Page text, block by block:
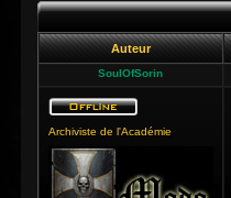
Auteur
SoulOfSorin
Archiviste de l'Académie